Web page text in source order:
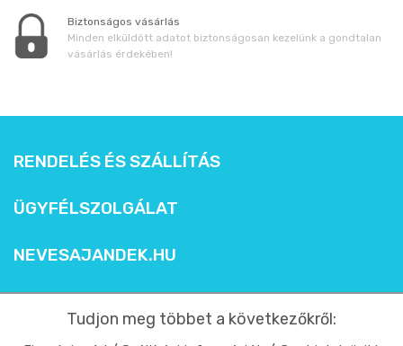
Biztonságos vásárlás
Minden elküldött adatot biztonságosan kezelünk a gondtalan
vásárlás érdekében!
RENDELÉS ÉS SZÁLLÍTÁS
ÜGYFÉLSZOLGÁLAT
NEVESAJANDEK.HU
Tudjon meg többet a következőkről: